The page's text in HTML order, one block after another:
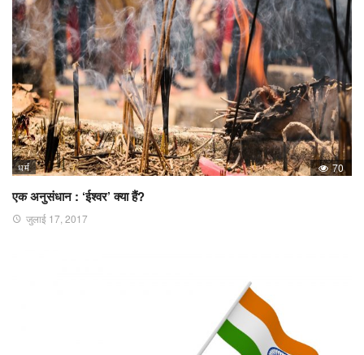
धर्म 70
एक अनुसंधान : ‘ईश्वर’ क्या हैं?
जुलाई 17, 2017